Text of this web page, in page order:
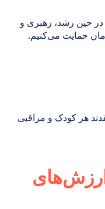
در حین رشد، رهبری و
حمایت می‌کنیم.
هر کودک و مراقبی